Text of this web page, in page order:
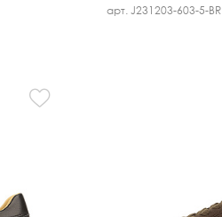
арт. J231203-603-5-BR